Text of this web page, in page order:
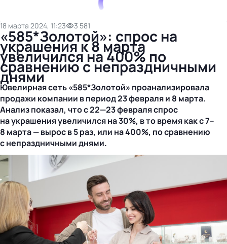
18 марта 2024, 11:23 3 581
«585*Золотой»: спрос на
украшения к 8 марта
увеличился на 400% по
сравнению с непраздничными
днями
Ювелирная сеть «585*Золотой» проанализировала
продажи компании в период 23 февраля и 8 марта.
Анализ показал, что с22—23 февраляспрос
на украшения увеличился на 30%, в то время как с 7–
8 марта — вырос в 5 раз, или на 400%, по сравнению
с непраздничными днями.